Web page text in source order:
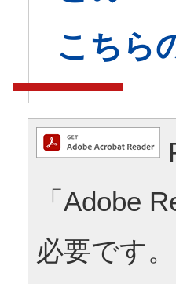
こちら
「Adobe
必要です